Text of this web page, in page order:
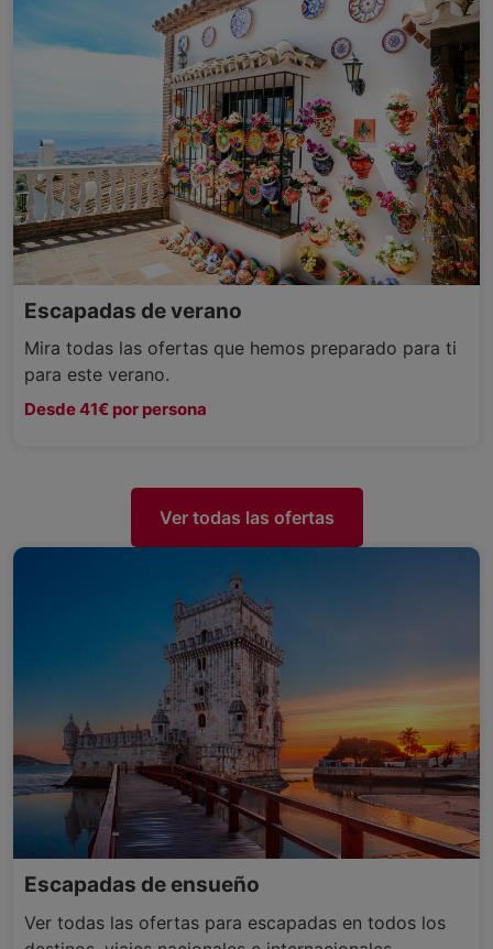
Escapadas de verano
Mira todas las ofertas que hemos preparado para ti
para este verano.
Desde 41€ por persona
Ver todas las ofertas
Escapadas de ensueño
Ver todas las ofertas para escapadas en todos los